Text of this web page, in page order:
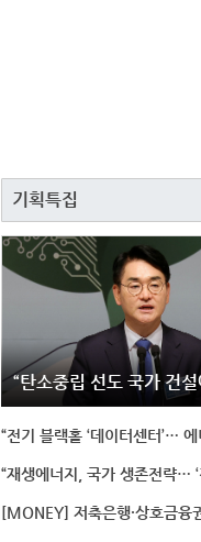
기획특집
“탄소중립 선도 국가 건
“전기 블랙홀 ‘데이터센터’… 에
“재생에너지, 국가 생존전략… ‘
[MONEY] 저축은행·상호금융